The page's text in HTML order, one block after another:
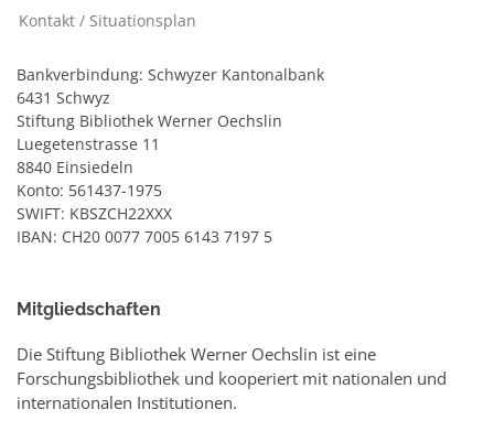
Kontakt / Situationsplan
Bankverbindung: Schwyzer Kantonalbank
6431 Schwyz
Stiftung Bibliothek Werner Oechslin
Luegetenstrasse 11
8840 Einsiedeln
Konto: 561437-1975
SWIFT: KBSZCH22XXX
IBAN: CH20 0077 7005 6143 7197 5
Mitgliedschaften
Die Stiftung Bibliothek Werner Oechslin ist eine
Forschungsbibliothek und kooperiert mit nationalen und
internationalen Institutionen.